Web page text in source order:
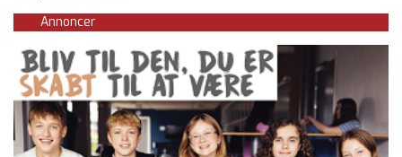
Annoncer